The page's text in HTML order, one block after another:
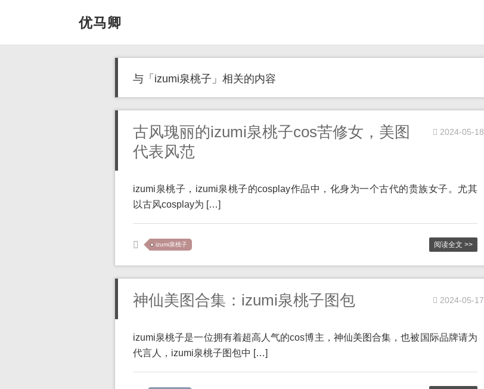
优马卿
与「izumi泉桃子」相关的内容
古风瑰丽的izumi泉桃子cos苦修女，美图
代表风范
2024-05-18
izumi泉桃子，izumi泉桃子的cosplay作品中，化身为一个古代的贵族女子。尤其
以古风cosplay为 […]
izumi泉桃子 阅读全文 >>
神仙美图合集：izumi泉桃子图包 2024-05-17
izumi泉桃子是一位拥有着超高人气的cos博主，神仙美图合集，也被国际品牌请为
代言人，izumi泉桃子图包中 […]